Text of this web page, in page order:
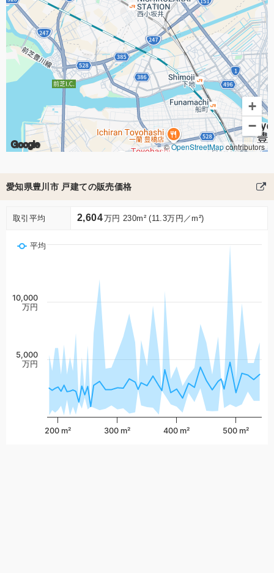
Google
+
−
©OpenStreetMapcontributors
愛知県豊川市 戸建ての販売価格
取引平均 2,604万円 230m² (11.3万円／m²)
平均
200 m² 300 m² 400 m² 500 m²
5,000
万円
10,000
万円